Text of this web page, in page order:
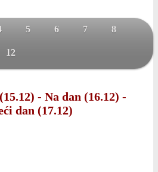
5 6 7 8
12
- Na dan (16.12) -
dan (17.12)